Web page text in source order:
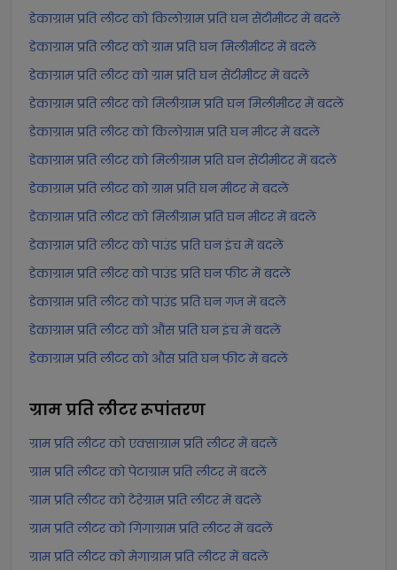
डेकाग्राम प्रति लीटर को किलोग्राम प्रति घन सेंटीमीटर में बदलें
डेकाग्राम प्रति लीटर को ग्राम प्रति घन मिलीमीटर में बदलें
डेकाग्राम प्रति लीटर को ग्राम प्रति घन सेंटीमीटर में बदलें
डेकाग्राम प्रति लीटर को मिलीग्राम प्रति घन मिलीमीटर में बदलें
डेकाग्राम प्रति लीटर को किलोग्राम प्रति घन मीटर में बदलें
डेकाग्राम प्रति लीटर को मिलीग्राम प्रति घन सेंटीमीटर में बदलें
डेकाग्राम प्रति लीटर को ग्राम प्रति घन मीटर में बदलें
डेकाग्राम प्रति लीटर को मिलीग्राम प्रति घन मीटर में बदलें
डेकाग्राम प्रति लीटर को पाउंड प्रति घन इंच में बदलें
डेकाग्राम प्रति लीटर को पाउंड प्रति घन फीट में बदलें
डेकाग्राम प्रति लीटर को पाउंड प्रति घन गज में बदलें
डेकाग्राम प्रति लीटर को औंस प्रति घन इंच में बदलें
डेकाग्राम प्रति लीटर को औंस प्रति घन फीट में बदलें
ग्राम प्रति लीटररूपांतरण
ग्राम प्रति लीटर को एक्साग्राम प्रति लीटर में बदलें
ग्राम प्रति लीटर को पेटाग्राम प्रति लीटर में बदलें
ग्राम प्रति लीटर को टेरेग्राम प्रति लीटर में बदलें
ग्राम प्रति लीटर को गिगाग्राम प्रति लीटर में बदलें
ग्राम प्रति लीटर को मेगाग्राम प्रति लीटर में बदलें